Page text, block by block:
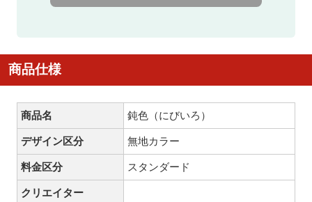
商品仕様
商品名 鈍色（にびいろ）
デザイン区分 無地カラー
料金区分 スタンダード
クリエイター